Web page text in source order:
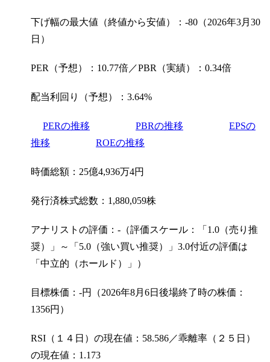
下げ幅の最大値（終値から安値）：-80（2026年3月30
日）
PER（予想）：10.77倍／PBR（実績）：0.34倍
配当利回り（予想）：3.64%
PERの推移 PBRの推移
EPSの
推移
ROEの推移
時価総額：25億4,936万4円
発行済株式総数：1,880,059株
アナリストの評価：-（評価スケール：「1.0（売り推
奨）」～「5.0（強い買い推奨）」3.0付近の評価は
「中立的（ホールド）」）
目標株価：-円（2026年8月6日後場終了時の株価：
1356円）
RSI（１４日）の現在値：58.586／乖離率（２５日）
の現在値：1.173